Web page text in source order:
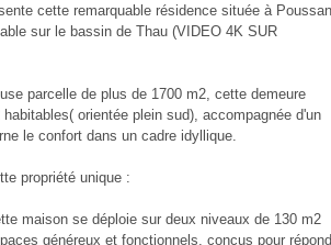
cette remarquable résidence située à
sur le bassin de Thau (VIDEO 4K SUR
parcelle de plus de 1700 m2, cette demeure
orientée plein sud), accompagnée d'un
le confort dans un cadre idyllique.
propriété unique :
maison se déploie sur deux niveaux de 130 m2
généreux et fonctionnels, conçus pour